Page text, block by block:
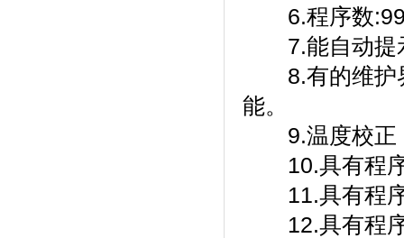
6.程序数:99组
7.能自动提示用
8.有的维护界
能。
9.温度校正
10.具有程序
11.具有程序跳
12.具有程序停